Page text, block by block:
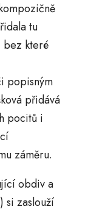
tu
bez které
popisným
přidává
pocitů i
záměru.
obdiv a
si zaslouží